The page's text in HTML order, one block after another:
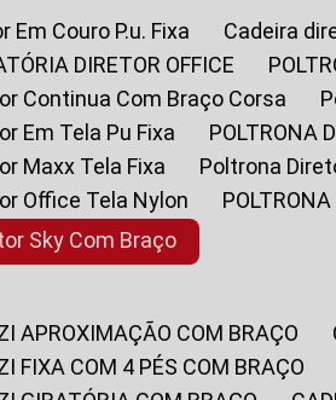
Em Couro P.u. Fixa
Cadeira
DIRETOR OFFICE
Continua Com Braço Corsa
Em Tela Pu Fixa
POLTRONA
Maxx Tela Fixa
Poltrona
Office Tela Nylon
Sky Com Braço
APROXIMAÇÃO COM BRAÇO
FIXA COM 4 PÉS COM BRAÇO